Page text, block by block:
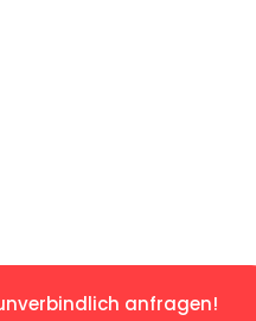
anfragen!